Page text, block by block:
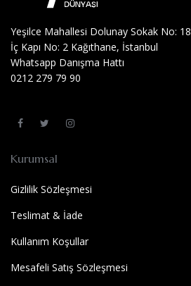
Yeşilce Mahallesi Dolunay Sokak No: 18
İç Kapı No: 2 Kağıthane, İstanbul
Whatsapp Danışma Hattı
0212 279 79 90
Kurumsal
Gizlilik Sözleşmesi
Teslimat & İade
Kullanım Koşullar
Mesafeli Satış Sözleşmesi